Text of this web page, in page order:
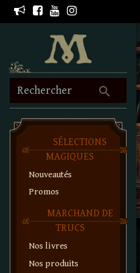
search
Rechercher
SÉLECTIONS
MAGIQUES
Nouveautés
Promos
MARCHAND DE
TRUCS
Nos livres
Nos produits